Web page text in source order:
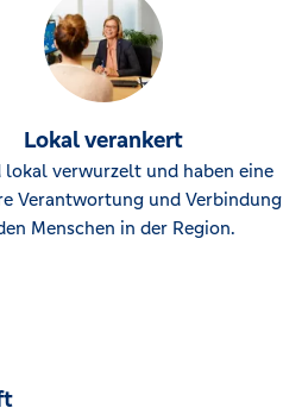
Lokal verankert
lokal verwurzelt und haben eine
Verantwortung und Verbindung
Menschen in der Region.